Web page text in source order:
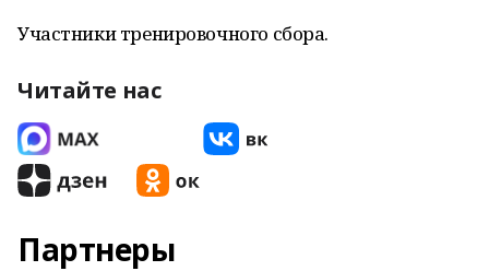
Участники тренировочного сбора.
Читайте нас
Партнеры